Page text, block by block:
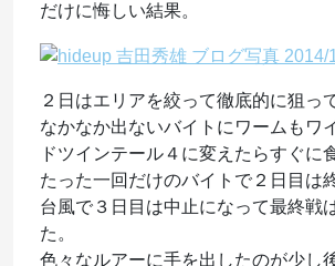
だけに悔しい結果。
２日はエリアを絞って徹底的に狙っ
なかなか出ないバイトにワームもワ
ドツインテール４に変えたらすぐに
たった一回だけのバイトで２日目は
台風で３日目は中止になって最終戦
た。
色々なルアーに手を出したのが少し